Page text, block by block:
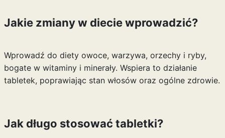
Jakie zmiany w diecie wprowadzić?
Wprowadź do diety owoce, warzywa, orzechy i ryby,
bogate w witaminy i minerały. Wspiera to działanie
tabletek, poprawiając stan włosów oraz ogólne zdrowie.
Jak długo stosować tabletki?